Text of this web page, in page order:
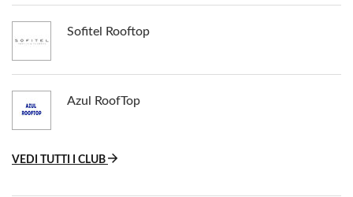
Sofitel Rooftop
Azul RoofTop
VEDI TUTTI I CLUB